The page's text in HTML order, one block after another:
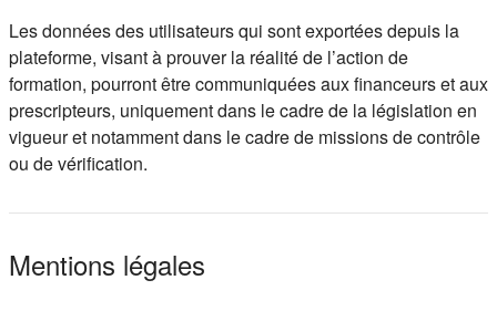
Les données des utilisateurs qui sont exportées depuis la
plateforme, visant à prouver la réalité de l’action de
formation, pourront être communiquées aux financeurs et aux
prescripteurs, uniquement dans le cadre de la législation en
vigueur et notamment dans le cadre de missions de contrôle
ou de vérification.
Mentions légales